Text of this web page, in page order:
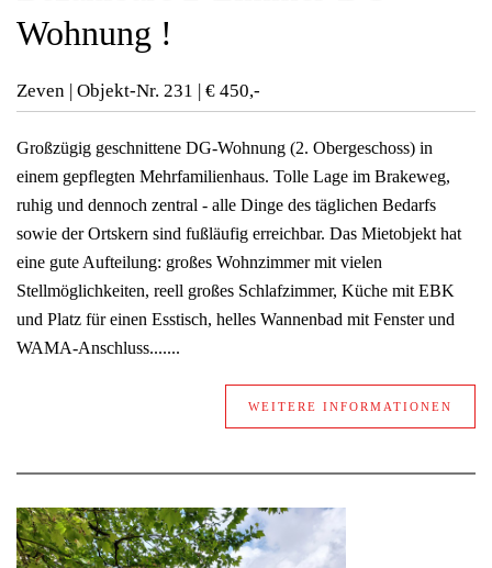
Wohnung !
Zeven | Objekt-Nr. 231 | € 450,-
Großzügig geschnittene DG-Wohnung (2. Obergeschoss) in
einem gepflegten Mehrfamilienhaus. Tolle Lage im Brakeweg,
ruhig und dennoch zentral - alle Dinge des täglichen Bedarfs
sowie der Ortskern sind fußläufig erreichbar. Das Mietobjekt hat
eine gute Aufteilung: großes Wohnzimmer mit vielen
Stellmöglichkeiten, reell großes Schlafzimmer, Küche mit EBK
und Platz für einen Esstisch, helles Wannenbad mit Fenster und
WAMA-Anschluss.......
WEITERE INFORMATIONEN